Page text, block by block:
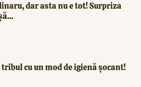
dar asta nu e tot! Surpriza
cu un mod de igienă șocant!